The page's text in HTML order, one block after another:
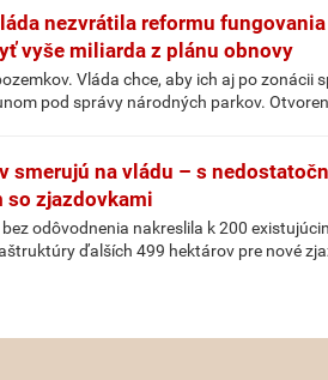
nezvrátila reformu
vyše miliarda z plánu obnovy
Vláda chce, aby ich aj po zonácii
pod správy národných parkov.
smerujú na vládu – s
so zjazdovkami
bez odôvodnenia nakreslila k 200
ďalších 499 hektárov pre nové